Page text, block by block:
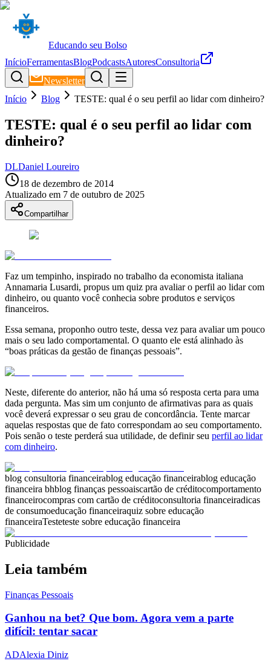
Educando seu Bolso
InícioFerramentasBlogPodcastsAutoresConsultoria
Newsletter
Início
Blog TESTE: qual é o seu perfil ao lidar com dinheiro?
TESTE: qual é o seu perfil ao lidar com
dinheiro?
DLDaniel Loureiro
18 de dezembro de 2014
Atualizado em 7 de outubro de 2025
Compartilhar
Faz um tempinho, inspirado no trabalho da economista italiana
Annamaria Lusardi, propus um quiz pra avaliar o perfil ao lidar com
dinheiro, ou quanto você conhecia sobre produtos e serviços
financeiros.
Essa semana, proponho outro teste, dessa vez para avaliar um pouco
mais o seu lado comportamental. O quanto ele está alinhado às
“boas práticas da gestão de finanças pessoais”.
Neste, diferente do anterior, não há uma só resposta certa para uma
dada pergunta. Mas sim um conjunto de afirmativas para as quais
você deverá expressar o seu grau de concordância. Tente marcar
aquelas respostas que de fato correspondam ao seu comportamento.
Pois senão o teste perderá sua utilidade, de definir seu perfil ao lidar
com dinheiro.
blog consultoria financeirablog educação financeirablog educação
financeira bhblog finanças pessoaiscartão de créditocomportamento
financeirocompras com cartão de créditoconsultoria financeiradicas
de consumoeducação financeiraquiz sobre educação
financeiraTesteteste sobre educação financeira
Publicidade
Leia também
Finanças Pessoais
Ganhou na bet? Que bom. Agora vem a parte
difícil: tentar sacar
ADAlexia Diniz